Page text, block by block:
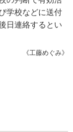
学校などに送付
日連絡するとい
《工藤めぐみ》